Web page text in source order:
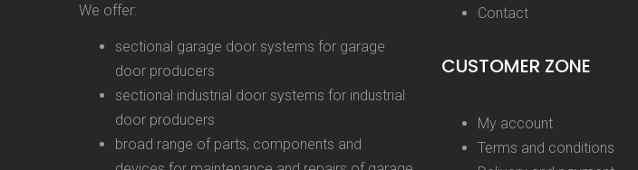
We offer:
sectional garage door systems for garage
door producers
sectional industrial door systems for industrial
door producers
broad range of parts, components and
Contact
CUSTOMER ZONE
My account
Terms and conditions